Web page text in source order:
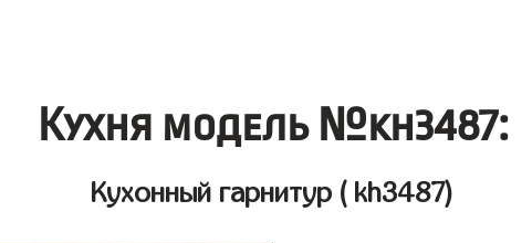
Кухня модель №kh3487:
Кухонный гарнитур ( kh3487)